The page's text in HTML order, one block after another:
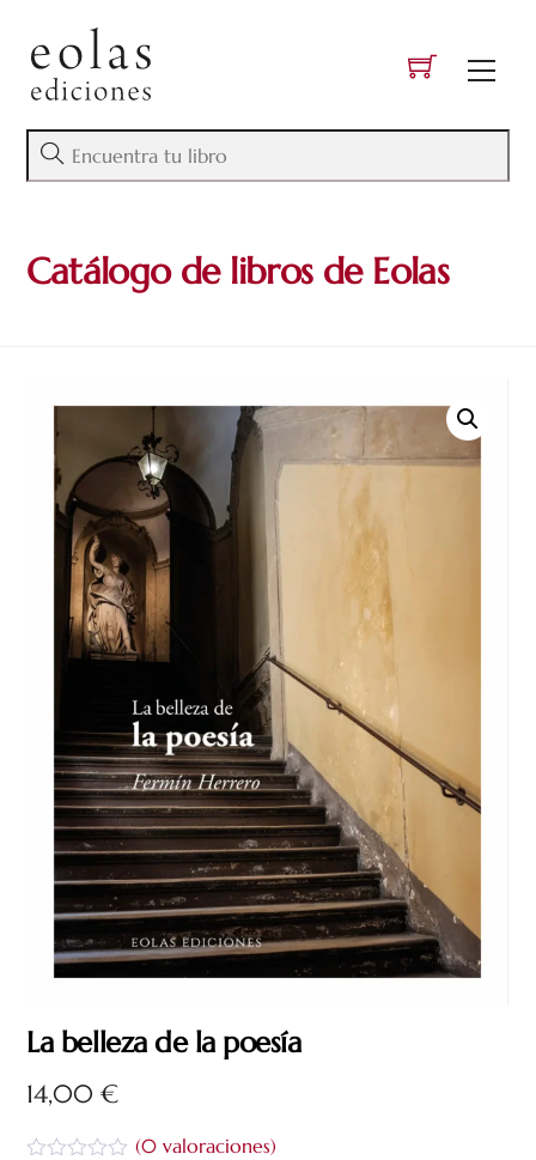
content
Catálogo de libros de Eolas
La belleza de la poesía
14,00€
(0valoraciones)